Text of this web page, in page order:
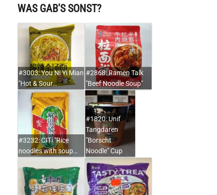
WAS GAB'S SONST?
#3003: You Ni Yi Mian
"Hot & Sour…
#2868: Ramen Talk
"Beef Noodle Soup"
#3232: CITi "Rice
noodles with soup…
#1820: Unif
Tangdaren
"Borscht
Noodle" Cup